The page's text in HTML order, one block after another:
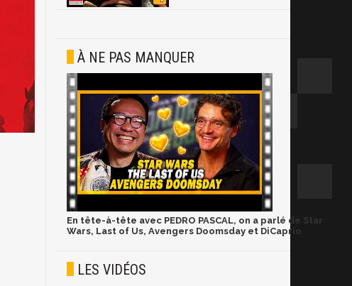
À NE PAS MANQUER
En tête-à-tête avec PEDRO PASCAL, on a parlé de Star
Wars, Last of Us, Avengers Doomsday et DiCaprio
LES VIDÉOS